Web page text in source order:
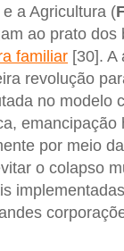
a Agricultura (
ao prato dos
familiar [30]. A
revolução
no modelo
emancipação
por meio da
o colapso